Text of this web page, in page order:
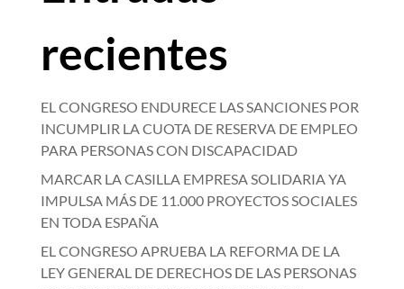
recientes
EL CONGRESO ENDURECE LAS SANCIONES POR
INCUMPLIR LA CUOTA DE RESERVA DE EMPLEO
PARA PERSONAS CON DISCAPACIDAD
MARCAR LA CASILLA EMPRESA SOLIDARIA YA
IMPULSA MÁS DE 11.000 PROYECTOS SOCIALES
EN TODA ESPAÑA
EL CONGRESO APRUEBA LA REFORMA DE LA
LEY GENERAL DE DERECHOS DE LAS PERSONAS